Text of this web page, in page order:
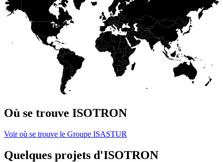
Où se trouve ISOTRON
Voir où se trouve le Groupe ISASTUR
Quelques projets d'ISOTRON